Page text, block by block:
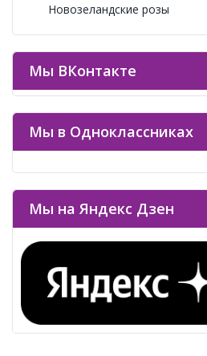
Новозеландские розы
Мы ВКонтакте
Мы в Одноклассниках
Мы на Яндекс Дзен